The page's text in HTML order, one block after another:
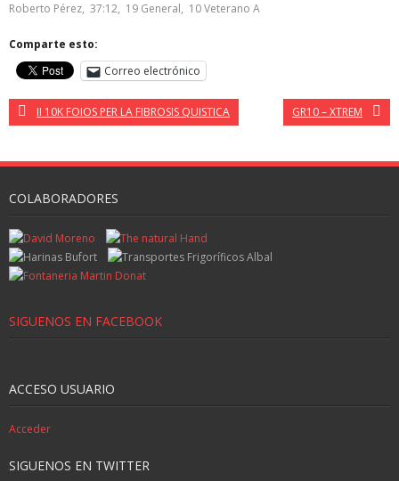
Roberto Pérez, 37:12, 19 General, 10 Veterano A
Comparte esto:
Correo electrónico
II 10K FOIOS PER LA FIBROSIS QUISTICA GR10 – XTREM
COLABORADORES
SIGUENOS EN FACEBOOK
ACCESO USUARIO
Acceder
SIGUENOS EN TWITTER